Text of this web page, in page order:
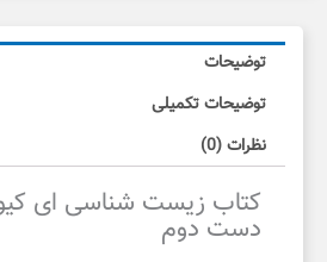
دست
توضیحات
توضیحات تکمیلی
نظرات (0)
کتاب زیست شناسی ای
دست دوم